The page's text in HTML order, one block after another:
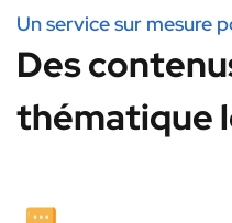
Un service sur mesure
Des
thématique